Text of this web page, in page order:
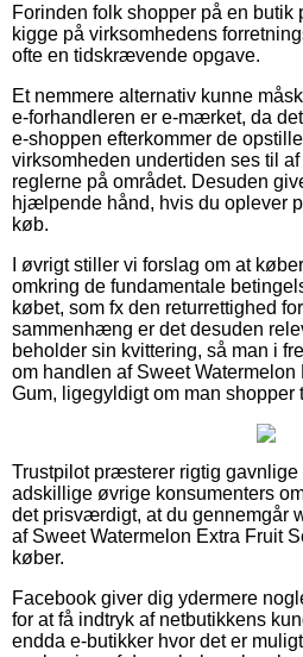
Forinden folk shopper på en butik
kigge på virksomhedens
ofte en tidskrævende opgave.
Et nemmere alternativ kunne
e-forhandleren er e-mærket, da
e-shoppen efterkommer de
virksomheden undertiden ses til
reglerne på området. Desuden
hjælpende hånd, hvis du oplever
køb.
I øvrigt stiller vi forslag om at
omkring de fundamentale
købet, som fx den returrettighed
sammenhæng er det desuden
beholder sin kvittering, så man i
om handlen af Sweet
Gum, ligegyldigt om man shopper
Trustpilot præsterer rigtig gavnlige
adskillige øvrige konsumenters
det prisværdigt, at du gennemgår
af Sweet Watermelon Extra Fruit
køber.
Facebook giver dig ydermere
for at få indtryk af netbutikkens
endda e-butikker hvor det er